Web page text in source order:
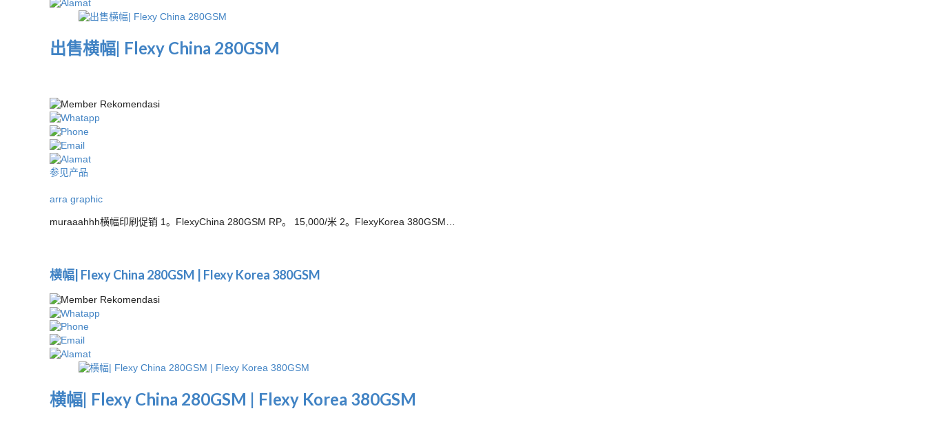
出售横幅| Flexy China 280GSM
参见产品
arra graphic
muraaahhh横幅印刷促销 1。FlexyChina 280GSM RP。 15,000/米 2。FlexyKorea 380GSM…
横幅| Flexy China 280GSM | Flexy Korea 380GSM
横幅| Flexy China 280GSM | Flexy Korea 380GSM